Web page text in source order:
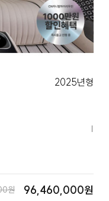
2025년형
|
원 96,460,000원